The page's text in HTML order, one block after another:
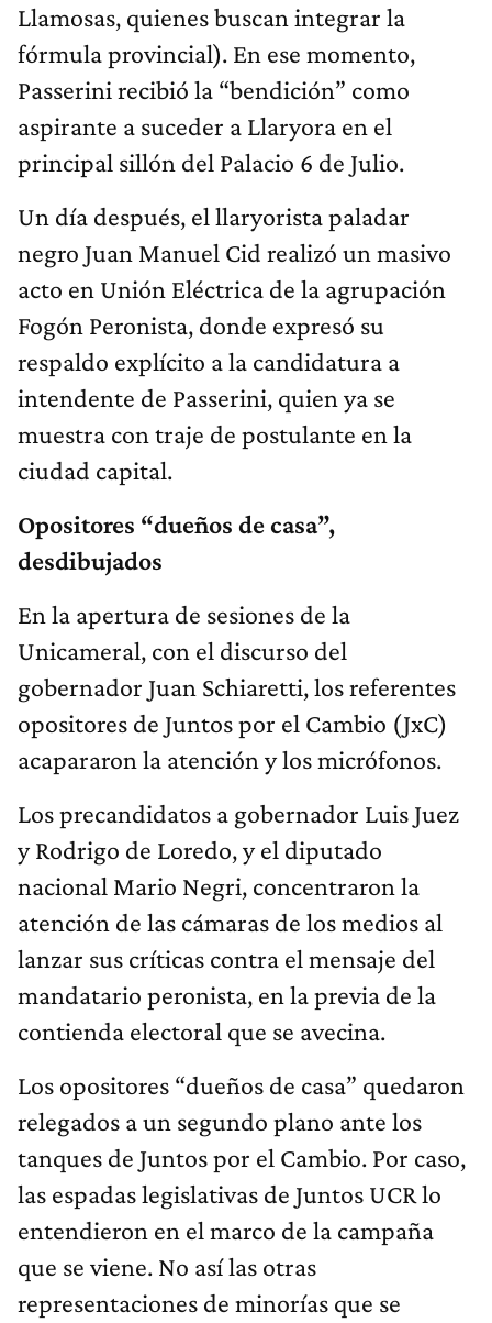
Llamosas, quienes buscan integrar la
fórmula provincial). En ese momento,
Passerini recibió la “bendición” como
aspirante a suceder a Llaryora en el
principal sillón del Palacio 6 de Julio.
Un día después, el llaryorista paladar
negro Juan Manuel Cid realizó un masivo
acto en Unión Eléctrica de la agrupación
Fogón Peronista, donde expresó su
respaldo explícito a la candidatura a
intendente de Passerini, quien ya se
muestra con traje de postulante en la
ciudad capital.
Opositores “dueños de casa”,
desdibujados
En la apertura de sesiones de la
Unicameral, con el discurso del
gobernador Juan Schiaretti, los referentes
opositores de Juntos por el Cambio (JxC)
acapararon la atención y los micrófonos.
Los precandidatos a gobernador Luis Juez
y Rodrigo de Loredo, y el diputado
nacional Mario Negri, concentraron la
atención de las cámaras de los medios al
lanzar sus críticas contra el mensaje del
mandatario peronista, en la previa de la
contienda electoral que se avecina.
Los opositores “dueños de casa” quedaron
relegados a un segundo plano ante los
tanques de Juntos por el Cambio. Por caso,
las espadas legislativas de Juntos UCR lo
entendieron en el marco de la campaña
que se viene. No así las otras
representaciones de minorías que se